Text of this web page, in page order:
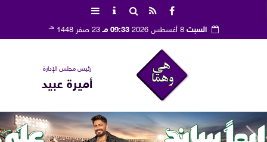
السبت8 أغسطس 2026 09:33 مـ 23 صفر 1448 هـ
رئيس مجلس الإدارة
أميرة عبيد